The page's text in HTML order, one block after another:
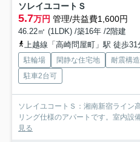
ソレイユコートＳ
5.7万円 管理/共益費1,600円
46.22㎡ (1LDK) /築16年 /2階建
上越線「高崎問屋町」駅 徒歩31
駐輪場 閑静な住宅地 耐震構造
駐車2台可
ソレイユコートＳ：湘南新宿ライン
リング仕様のアパートです。室内設
見る